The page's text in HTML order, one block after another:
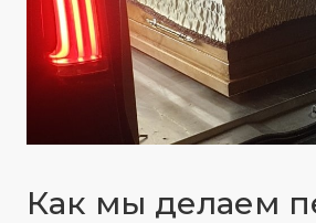
Как мы делаем